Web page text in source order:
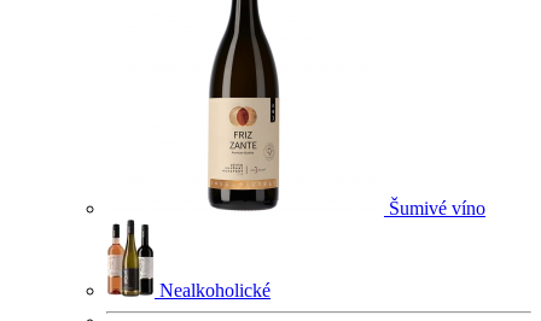
Šumivé víno
Nealkoholické